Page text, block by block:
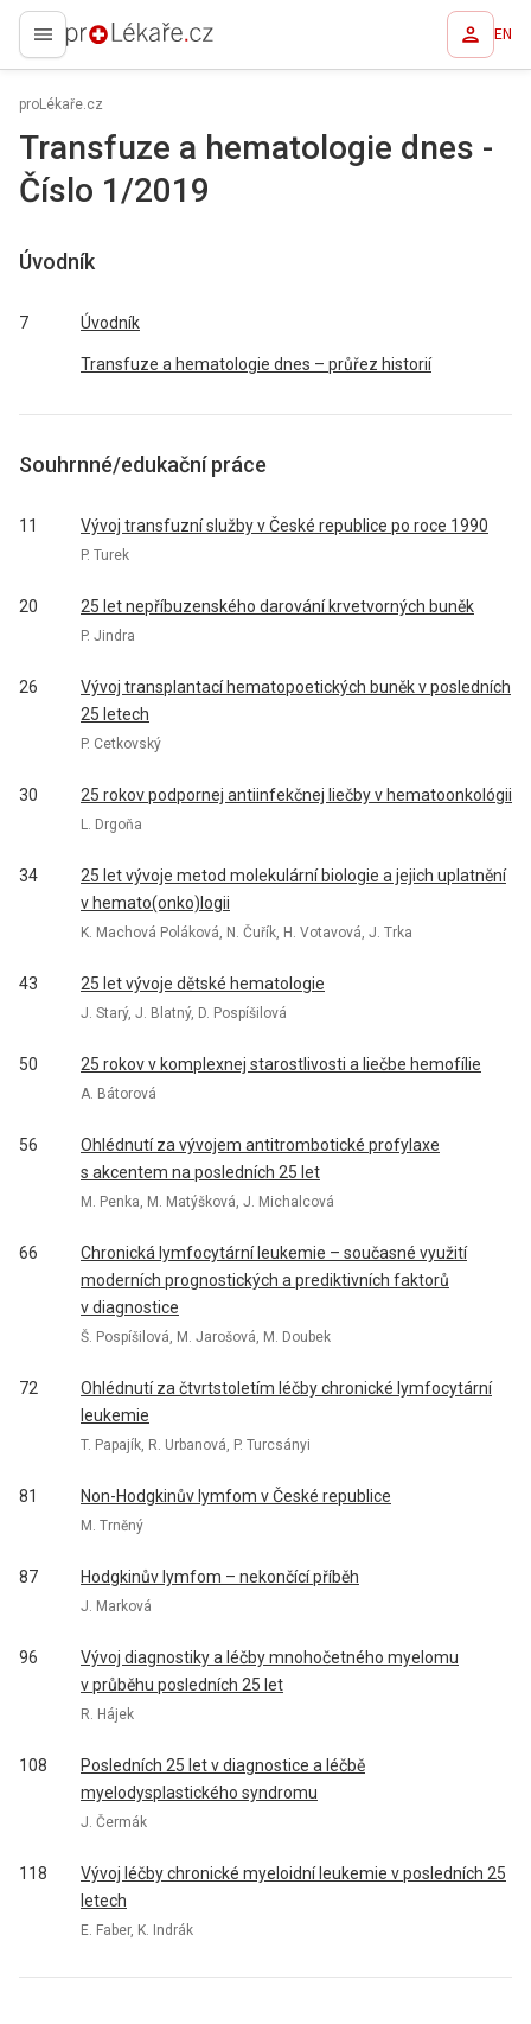
proLékaře.cz EN
proLékaře.cz
Transfuze a hematologie dnes -
Číslo 1/2019
Úvodník
7 Úvodník
Transfuze a hematologie dnes – průřez historií
Souhrnné/edukační práce
11 Vývoj transfuzní služby v České republice po roce 1990
P. Turek
20 25 let nepříbuzenského darování krvetvorných buněk
P. Jindra
26
Vývoj transplantací hematopoetických buněk v posledních
25 letech
P. Cetkovský
30 25 rokov podpornej antiinfekčnej liečby v hematoonkológii
L. Drgoňa
34
25 let vývoje metod molekulární biologie a jejich uplatnění
v hemato(onko)logii
K. Machová Poláková, N. Čuřík, H. Votavová, J. Trka
43 25 let vývoje dětské hematologie
J. Starý, J. Blatný, D. Pospíšilová
50 25 rokov v komplexnej starostlivosti a liečbe hemofílie
A. Bátorová
56
Ohlédnutí za vývojem antitrombotické profylaxe
s akcentem na posledních 25 let
M. Penka, M. Matýšková, J. Michalcová
66
Chronická lymfocytární leukemie – současné využití
moderních prognostických a prediktivních faktorů
v diagnostice
Š. Pospíšilová, M. Jarošová, M. Doubek
72
Ohlédnutí za čtvrtstoletím léčby chronické lymfocytární
leukemie
T. Papajík, R. Urbanová, P. Turcsányi
81 Non-Hodgkinův lymfom v České republice
M. Trněný
87 Hodgkinův lymfom – nekončící příběh
J. Marková
96
Vývoj diagnostiky a léčby mnohočetného myelomu
v průběhu posledních 25 let
R. Hájek
108
Posledních 25 let v diagnostice a léčbě
myelodysplastického syndromu
J. Čermák
118
Vývoj léčby chronické myeloidní leukemie v posledních 25
letech
E. Faber, K. Indrák